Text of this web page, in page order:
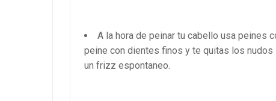
A la hora de peinar tu cabello usa peines
peine con dientes finos y te quitas los
un frizz espontaneo.